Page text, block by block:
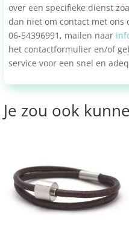
over een specifieke dienst
dan niet om contact met ons
06-54396991, mailen naar
het contactformulier en/of
service voor een snel en
Je zou ook